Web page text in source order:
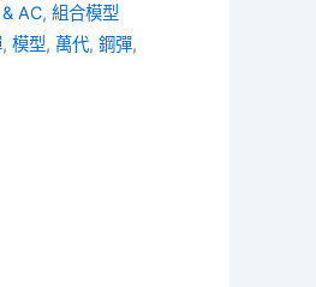
AC,組合模型
,模型,萬代,鋼彈,